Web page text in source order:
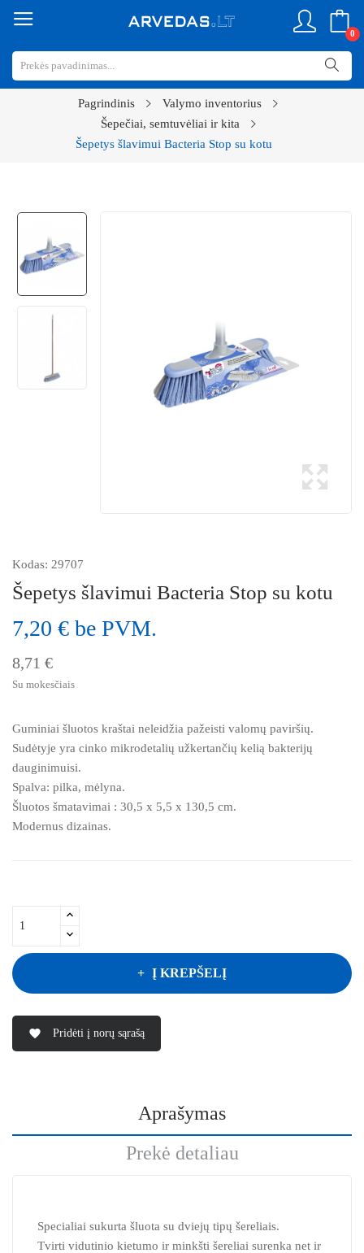
0
Pagrindinis
Valymo inventorius
Šepečiai, semtuvėliai ir kita
Šepetys šlavimui Bacteria Stop su kotu
Kodas: 29707
Šepetys šlavimui Bacteria Stop su kotu
7,20 € be PVM.
8,71 €
Su mokesčiais
Guminiai šluotos kraštai neleidžia pažeisti valomų paviršių.
Sudėtyje yra cinko mikrodetalių užkertančių kelią bakterijų
dauginimuisi.
Spalva: pilka, mėlyna.
Šluotos šmatavimai : 30,5 x 5,5 x 130,5 cm.
Modernus dizainas.
Į KREPŠELĮ
favorite Pridėti į norų sąrašą
Aprašymas
Prekė detaliau
Specialiai sukurta šluota su dviejų tipų šereliais.
Tvirti vidutinio kietumo ir minkšti šereliai surenka net ir